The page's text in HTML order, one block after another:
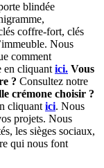
blindée
coffre-fort, clés
Nous
comment
en cliquant ici. Vous
? Consultez notre
crémone choisir ?
cliquant ici. Nous
projets. Nous
les sièges sociaux,
qui nous font